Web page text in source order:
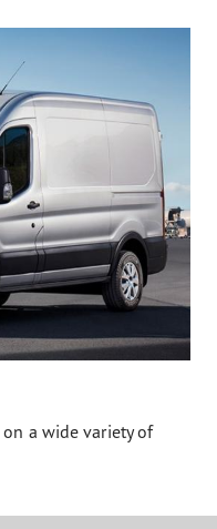
a wide variety of